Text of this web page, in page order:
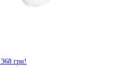
грн!